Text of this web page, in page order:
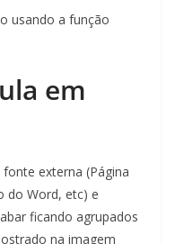
usando a função
em
externa (Página
do Word, etc) e
ficando agrupados
na imagem